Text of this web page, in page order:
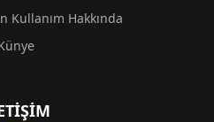
Kullanım Hakkında